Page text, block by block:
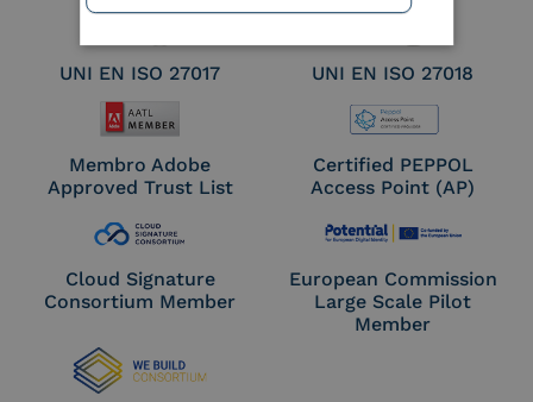
UNI EN ISO 27017 UNI EN ISO 27018
Membro Adobe
Approved Trust List
Certified PEPPOL
Access Point (AP)
Cloud Signature
Consortium Member
European Commission
Large Scale Pilot
Member